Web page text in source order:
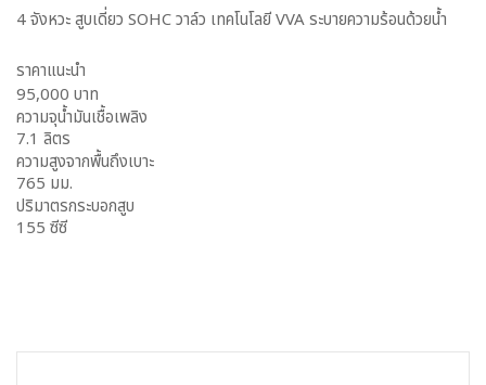
4 จังหวะ สูบเดี่ยว SOHC วาล์ว เทคโนโลยี VVA ระบายความร้อนด้วยน้ำ
ราคาแนะนำ
95,000 บาท
ความจุน้ำมันเชื้อเพลิง
7.1 ลิตร
ความสูงจากพื้นถึงเบาะ
765 มม.
ปริมาตรกระบอกสูบ
155 ซีซี